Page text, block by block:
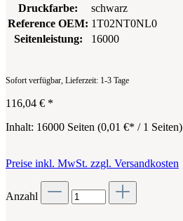
Druckfarbe:
schwarz
Reference OEM: 1T02NT0NL0
Seitenleistung:
16000
Sofort verfügbar, Lieferzeit: 1-3 Tage
116,04 € *
Inhalt: 16000 Seiten (0,01 €* / 1 Seiten)
Preise inkl. MwSt. zzgl. Versandkosten
Anzahl